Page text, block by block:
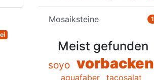
Mosaiksteine 1
Meist gefunden
soyo vorbacken
aquafaber tacosalat